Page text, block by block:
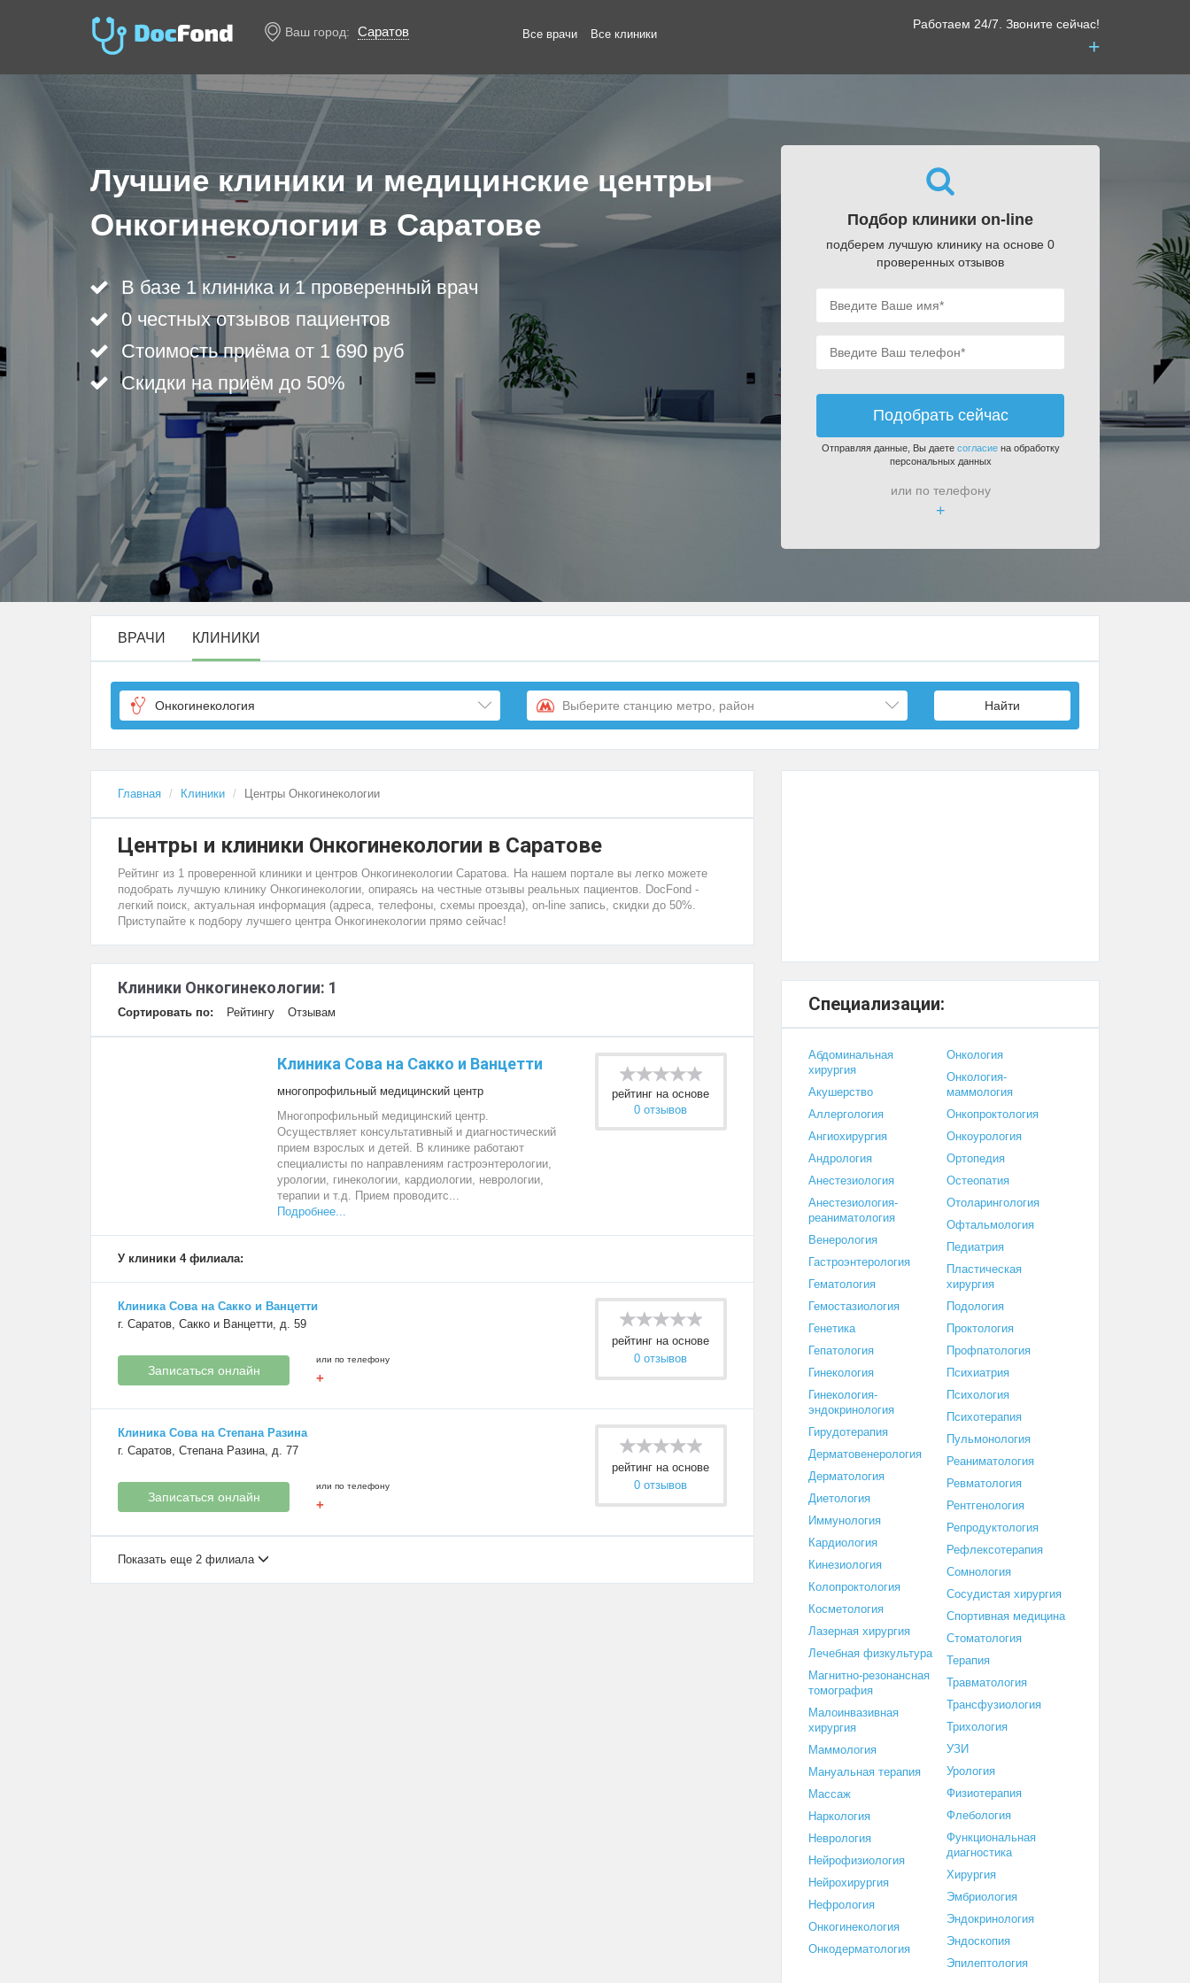
Ваш город: Саратов Все врачи Все клиники
Работаем 24/7. Звоните сейчас!
+
Лучшие клиники и медицинские центры
Онкогинекологии в Саратове
В базе 1 клиника и 1 проверенный врач
0 честных отзывов пациентов
Стоимость приёма от 1 690 руб
Скидки на приём до 50%
Подбор клиники on-line
подберем лучшую клинику на основе 0
проверенных отзывов
Подобрать сейчас
Отправляя данные, Вы даете согласиена обработку
персональных данных
или по телефону
+
ВРАЧИ КЛИНИКИ
Онкогинекология Выберите станцию метро, район Найти
Главная Клиники Центры Онкогинекологии
Центры и клиники Онкогинекологии в Саратове
Рейтинг из 1 проверенной клиники и центров Онкогинекологии Саратова. На нашем портале вы легко можете
подобрать лучшую клинику Онкогинекологии, опираясь на честные отзывы реальных пациентов. DocFond -
легкий поиск, актуальная информация (адреса, телефоны, схемы проезда), on-line запись, скидки до 50%.
Приступайте к подбору лучшего центра Онкогинекологии прямо сейчас!
Клиники Онкогинекологии: 1
Сортировать по: Рейтингу Отзывам
Клиника Сова на Сакко и Ванцетти
многопрофильный медицинский центр
Многопрофильный медицинский центр.
Осуществляет консультативный и диагностический
прием взрослых и детей. В клинике работают
специалисты по направлениям гастроэнтерологии,
урологии, гинекологии, кардиологии, неврологии,
терапии и т.д. Прием проводитс...
Подробнее...
рейтинг на основе
0 отзывов
У клиники 4 филиала:
Клиника Сова на Сакко и Ванцетти
г. Саратов, Сакко и Ванцетти, д. 59
Записаться онлайн
или по телефону
+
рейтинг на основе
0 отзывов
Клиника Сова на Степана Разина
г. Саратов, Степана Разина, д. 77
Записаться онлайн
или по телефону
+
рейтинг на основе
0 отзывов
Показать еще 2 филиала
Специализации:
Абдоминальная
хирургия
Акушерство
Аллергология
Ангиохирургия
Андрология
Анестезиология
Анестезиология-
реаниматология
Венерология
Гастроэнтерология
Гематология
Гемостазиология
Генетика
Гепатология
Гинекология
Гинекология-
эндокринология
Гирудотерапия
Дерматовенерология
Дерматология
Диетология
Иммунология
Кардиология
Кинезиология
Колопроктология
Косметология
Лазерная хирургия
Лечебная физкультура
Магнитно-резонансная
томография
Малоинвазивная
хирургия
Маммология
Мануальная терапия
Массаж
Наркология
Неврология
Нейрофизиология
Нейрохирургия
Нефрология
Онкогинекология
Онкодерматология
Онкология
Онкология-
маммология
Онкопроктология
Онкоурология
Ортопедия
Остеопатия
Отоларингология
Офтальмология
Педиатрия
Пластическая
хирургия
Подология
Проктология
Профпатология
Психиатрия
Психология
Психотерапия
Пульмонология
Реаниматология
Ревматология
Рентгенология
Репродуктология
Рефлексотерапия
Сомнология
Сосудистая хирургия
Спортивная медицина
Стоматология
Терапия
Травматология
Трансфузиология
Трихология
УЗИ
Урология
Физиотерапия
Флебология
Функциональная
диагностика
Хирургия
Эмбриология
Эндокринология
Эндоскопия
Эпилептология